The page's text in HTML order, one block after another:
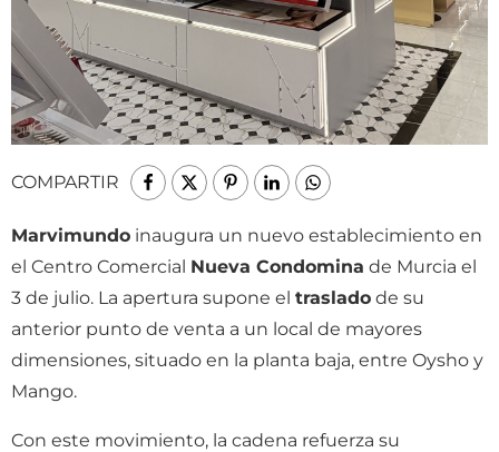
COMPARTIR
Marvimundo inaugura un nuevo establecimiento en
el Centro Comercial Nueva Condomina de Murcia el
3 de julio. La apertura supone el traslado de su
anterior punto de venta a un local de mayores
dimensiones, situado en la planta baja, entre Oysho y
Mango.
Con este movimiento, la cadena refuerza su